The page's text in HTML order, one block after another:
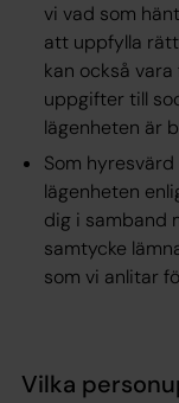
vi vad som
att uppfylla
kan också
uppgifter till
lägenheten är
Som
lägenheten
dig i samband
samtycke
som vi anlitar
Vilka